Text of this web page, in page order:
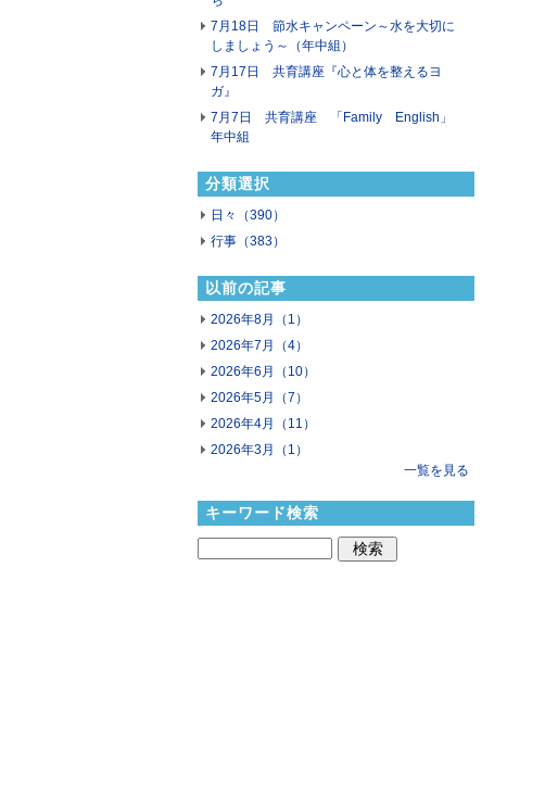
7月18日 節水キャンペーン～水を大切に
しましょう～（年中組）
7月17日 共育講座『心と体を整えるヨ
ガ』
7月7日 共育講座 「Family English」
年中組
分類選択
日々（390）
行事（383）
以前の記事
2026年8月（1）
2026年7月（4）
2026年6月（10）
2026年5月（7）
2026年4月（11）
2026年3月（1）
一覧を見る
キーワード検索